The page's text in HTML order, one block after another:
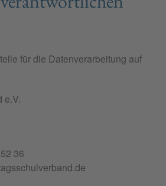
für die Datenverarbeitung auf
e.V.
36